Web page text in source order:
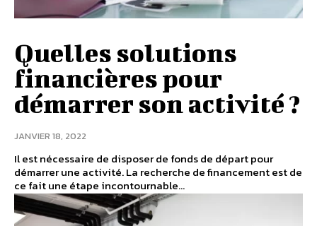
Quelles solutions
financières pour
démarrer son activité ?
JANVIER 18, 2022
Il est nécessaire de disposer de fonds de départ pour
démarrer une activité. La recherche de financement est de
ce fait une étape incontournable...